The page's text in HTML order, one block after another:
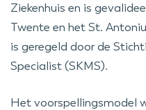
Ziekenhuis en is
Twente en het St.
is geregeld door de
Specialist (SKMS).
Het voorspellingsmodel